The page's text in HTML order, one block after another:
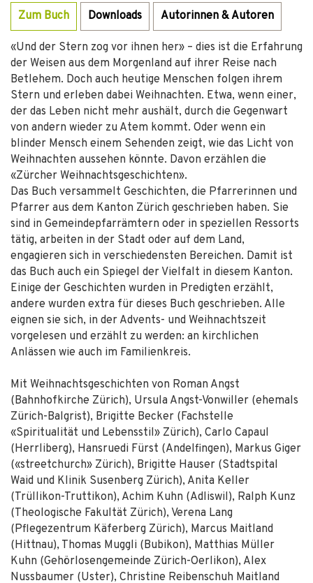
Zum Buch Downloads Autorinnen & Autoren
«Und der Stern zog vor ihnen her» – dies ist die Erfahrung
der Weisen aus dem Morgenland auf ihrer Reise nach
Betlehem. Doch auch heutige Menschen folgen ihrem
Stern und erleben dabei Weihnachten. Etwa, wenn einer,
der das Leben nicht mehr aushält, durch die Gegenwart
von andern wieder zu Atem kommt. Oder wenn ein
blinder Mensch einem Sehenden zeigt, wie das Licht von
Weihnachten aussehen könnte. Davon erzählen die
«Zürcher Weihnachtsgeschichten».
Das Buch versammelt Geschichten, die Pfarrerinnen und
Pfarrer aus dem Kanton Zürich geschrieben haben. Sie
sind in Gemeindepfarrämtern oder in speziellen Ressorts
tätig, arbeiten in der Stadt oder auf dem Land,
engagieren sich in verschiedensten Bereichen. Damit ist
das Buch auch ein Spiegel der Vielfalt in diesem Kanton.
Einige der Geschichten wurden in Predigten erzählt,
andere wurden extra für dieses Buch geschrieben. Alle
eignen sie sich, in der Advents- und Weihnachtszeit
vorgelesen und erzählt zu werden: an kirchlichen
Anlässen wie auch im Familienkreis.
Mit Weihnachtsgeschichten von Roman Angst
(Bahnhofkirche Zürich), Ursula Angst-Vonwiller (ehemals
Zürich-Balgrist), Brigitte Becker (Fachstelle
«Spiritualität und Lebensstil» Zürich), Carlo Capaul
(Herrliberg), Hansruedi Fürst (Andelfingen), Markus Giger
(«streetchurch» Zürich), Brigitte Hauser (Stadtspital
Waid und Klinik Susenberg Zürich), Anita Keller
(Trüllikon-Truttikon), Achim Kuhn (Adliswil), Ralph Kunz
(Theologische Fakultät Zürich), Verena Lang
(Pflegezentrum Käferberg Zürich), Marcus Maitland
(Hittnau), Thomas Muggli (Bubikon), Matthias Müller
Kuhn (Gehörlosengemeinde Zürich-Oerlikon), Alex
Nussbaumer (Uster), Christine Reibenschuh Maitland